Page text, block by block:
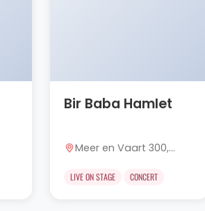
Bir Baba Hamlet
Meer en Vaart 300,
LIVE ON STAGE CONCERT